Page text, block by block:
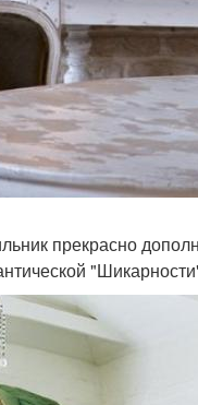
прекрасно